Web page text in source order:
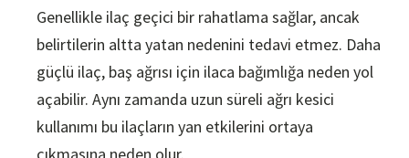
Genellikle ilaç geçici bir rahatlama sağlar, ancak
belirtilerin altta yatan nedenini tedavi etmez. Daha
güçlü ilaç, baş ağrısı için ilaca bağımlığa neden yol
açabilir. Aynı zamanda uzun süreli ağrı kesici
kullanımı bu ilaçların yan etkilerini ortaya
çıkmasına neden olur.